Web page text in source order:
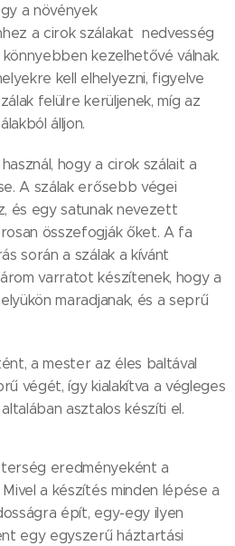
a növények
a cirok szálakat nedvesség
kezelhetővé válnak.
kell elhelyezni, figyelve
felülre kerüljenek, míg az
álljon.
hogy a cirok szálait a
A szálak erősebb végei
és egy satunak nevezett
összefogják őket. A fa
során a szálak a kívánt
varratot készítenek, hogy a
maradjanak, és a seprű
a mester az éles baltával
végét, így kialakítva a végleges
asztalos készíti el.
eredményeként a
a készítés minden lépése a
épít, egy-egy ilyen
egy egyszerű háztartási